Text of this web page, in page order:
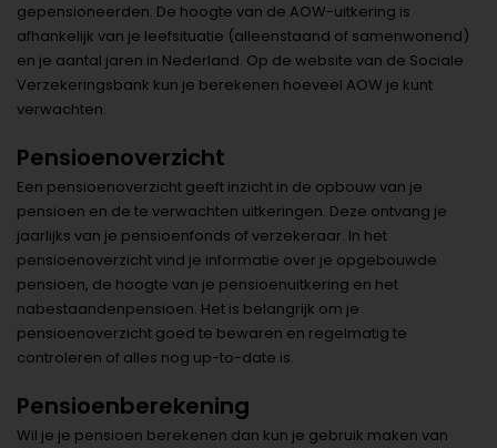
gepensioneerden. De hoogte van de AOW-uitkering is
afhankelijk van je leefsituatie (alleenstaand of samenwonend)
en je aantal jaren in Nederland. Op de website van de Sociale
Verzekeringsbank kun je berekenen hoeveel AOW je kunt
verwachten.
Pensioenoverzicht
Een pensioenoverzicht geeft inzicht in de opbouw van je
pensioen en de te verwachten uitkeringen. Deze ontvang je
jaarlijks van je pensioenfonds of verzekeraar. In het
pensioenoverzicht vind je informatie over je opgebouwde
pensioen, de hoogte van je pensioenuitkering en het
nabestaandenpensioen. Het is belangrijk om je
pensioenoverzicht goed te bewaren en regelmatig te
controleren of alles nog up-to-date is.
Pensioenberekening
Wil je je pensioen berekenen dan kun je gebruik maken van